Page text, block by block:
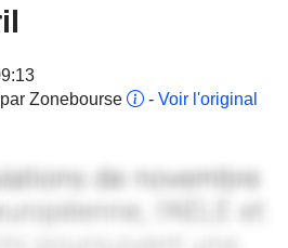
Zonebourse
- Voir l'original